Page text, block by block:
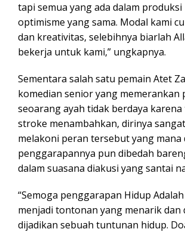
tapi semua yang ada dalam produksi
optimisme yang sama. Modal kami
dan kreativitas, selebihnya biarlah
bekerja untuk kami,” ungkapnya.
Sementara salah satu pemain Atet
komedian senior yang memerankan
seoarang ayah tidak berdaya
stroke menambahkan, dirinya
melakoni peran tersebut yang mana
penggarapannya pun dibedah
dalam suasana diakusi yang santai
“Semoga penggarapan Hidup
menjadi tontonan yang menarik dan
dijadikan sebuah tuntunan hidup.